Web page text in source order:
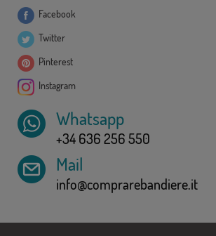
Facebook
Twitter
Pinterest
Instagram
Whatsapp
+34 636 256 550
Mail
info@comprarebandiere.it